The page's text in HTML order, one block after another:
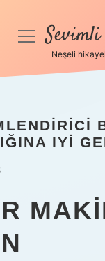
menüyü
Neşeli
IYI